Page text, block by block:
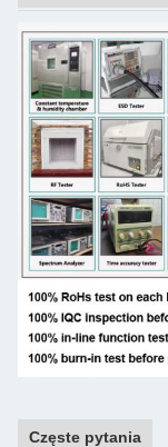
Częste pytania